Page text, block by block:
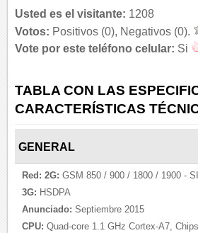
Usted es el visitante: 1208
Votos: Positivos (0), Negativos (0).
Vote por este teléfono celular: Si
TABLA CON LAS
CARACTERÍSTICAS
GENERAL
Red: 2G: GSM 850 / 900 / 1800 / 1900 -
3G: HSDPA
Anunciado: Septiembre 2015
CPU: Quad-core 1.1 GHz Cortex-A7,